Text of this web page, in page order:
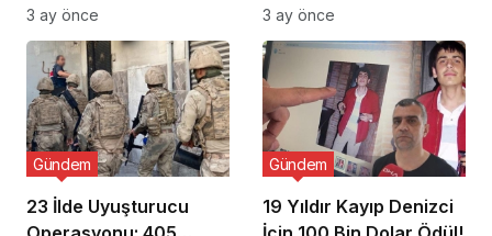
3 ay önce 3 ay önce
23 İlde Uyuşturucu
Gündem
19 Yıldır Kayıp Denizci
Gündem